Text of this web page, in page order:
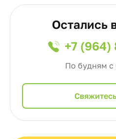
Остались
+7 (964)
По будням с